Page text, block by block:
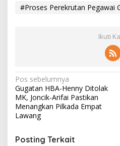
#Proses Perekrutan Pegawai
Ikuti
N
a
v
i
g
Pos sebelumnya
Gugatan HBA-Henny Ditolak
MK, Joncik-Arifai Pastikan
Menangkan Pilkada Empat
Lawang
Posting Terkait